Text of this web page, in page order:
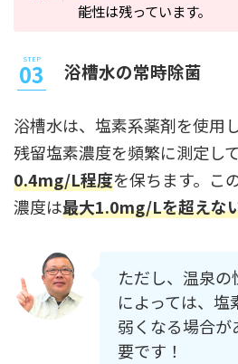
能性は残っています。
浴槽水の常時除菌
浴槽水は、塩素系薬剤を使用
残留塩素濃度を頻繁に測定して
0.4mg/L程度を保ちます。こ
濃度は最大1.0mg/Lを超えな
ただし、温泉
によっては、
弱くなる場合
要です！